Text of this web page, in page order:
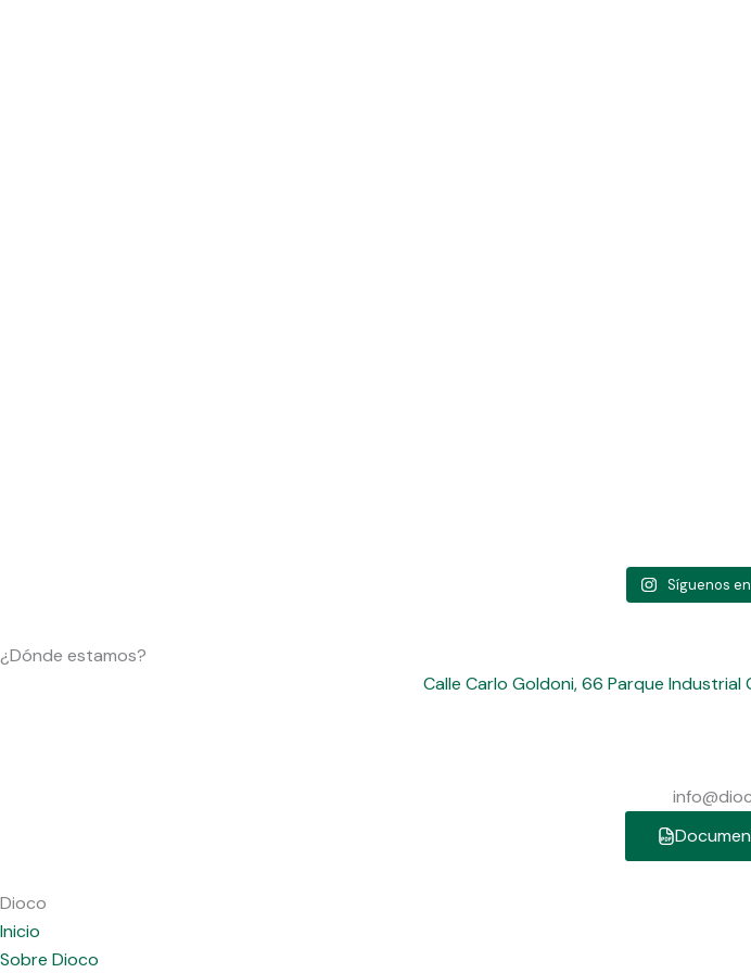
Síguenos
¿Dónde estamos?
Calle Carlo Goldoni, 66 Parque
Dioco
Inicio
Sobre Dioco